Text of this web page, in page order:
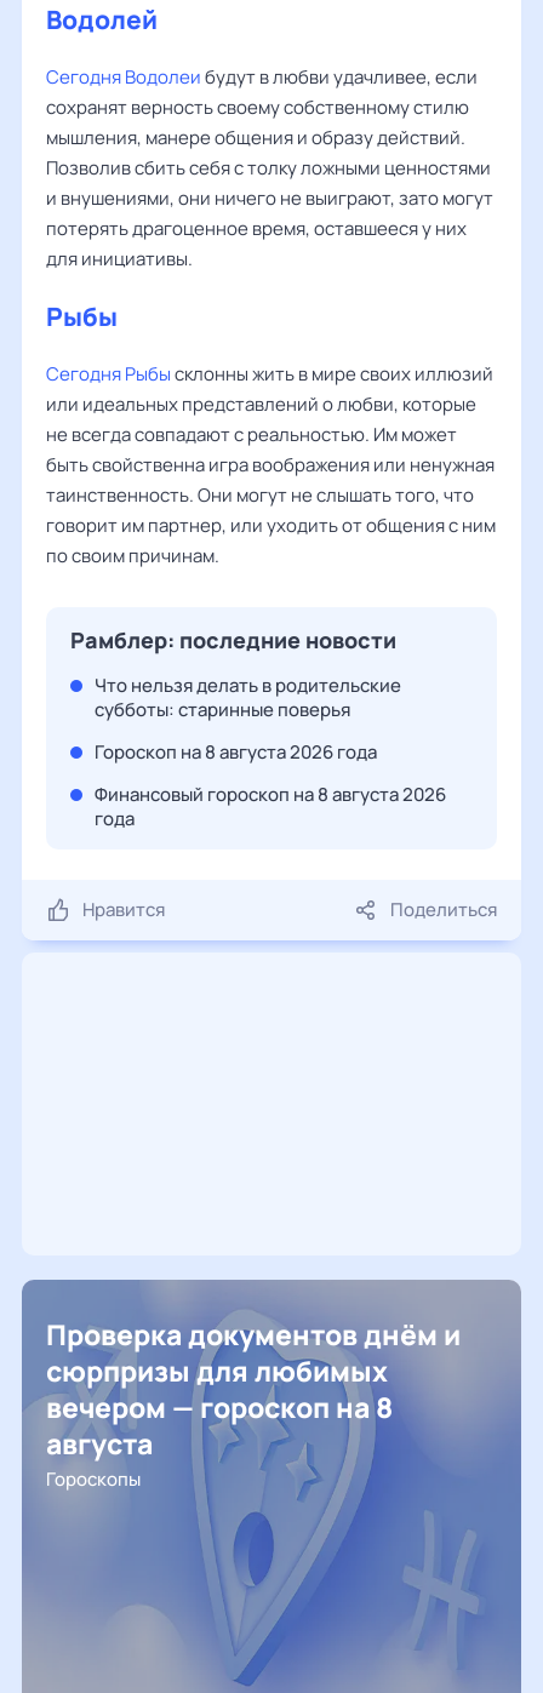
Водолей
Сегодня Водолеибудут в любви удачливее, если
сохранят верность своему собственному стилю
мышления, манере общения и образу действий.
Позволив сбить себя с толку ложными ценностями
и внушениями, они ничего не выиграют, зато могут
потерять драгоценное время, оставшееся у них
для инициативы.
Рыбы
Сегодня Рыбысклонны жить в мире своих иллюзий
или идеальных представлений о любви, которые
не всегда совпадают с реальностью. Им может
быть свойственна игра воображения или ненужная
таинственность. Они могут не слышать того, что
говорит им партнер, или уходить от общения с ним
по своим причинам.
Рамблер: последние новости
Что нельзя делать в родительские
субботы: старинные поверья
Гороскоп на 8 августа 2026 года
Финансовый гороскоп на 8 августа 2026
года
Нравится Поделиться
Проверка документов днём и
сюрпризы для любимых
вечером — гороскоп на 8
августа
Гороскопы